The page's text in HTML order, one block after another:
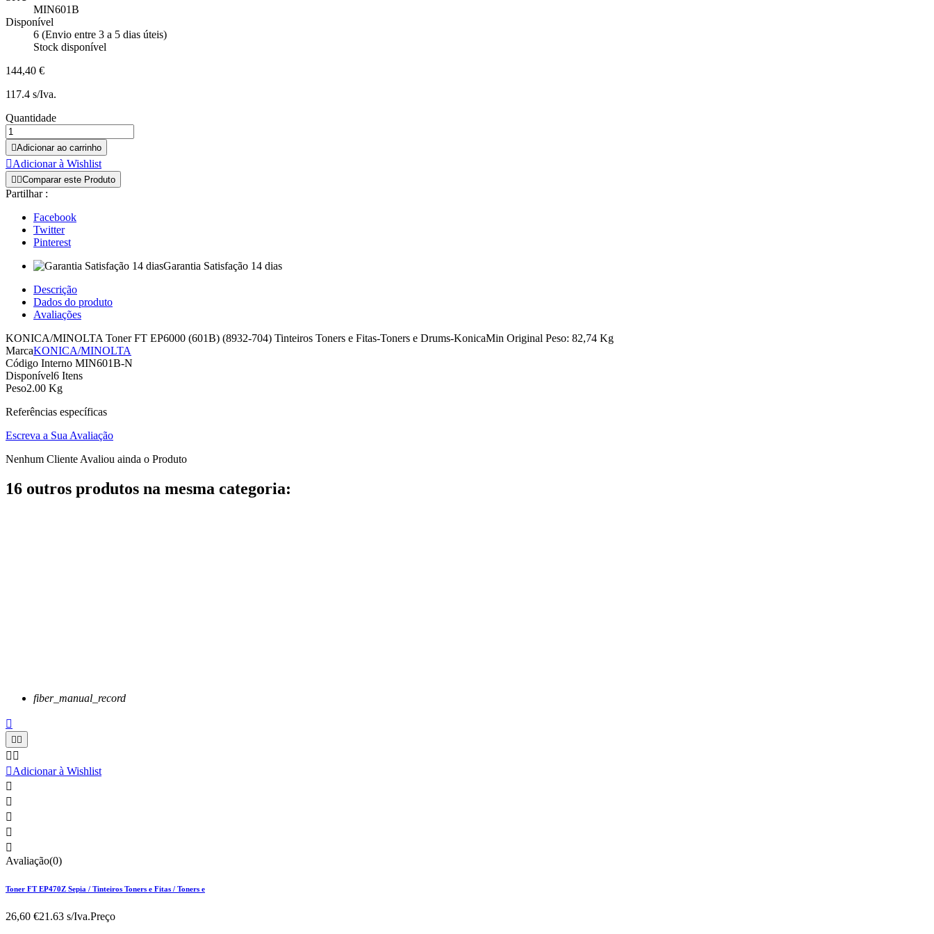
MIN601B
Disponível
6 (Envio entre 3 a 5 dias úteis)
Stock disponível
144,40 €
117.4 s/Iva.
Quantidade
Adicionar ao carrinho
Adicionar à Wishlist
 Comparar este Produto
Partilhar :
Facebook
Twitter
Pinterest
Garantia Satisfação 14 dias
Descrição
Dados do produto
Avaliações
KONICA/MINOLTA Toner FT EP6000 (601B) (8932-704) Tinteiros Toners e Fitas-Toners e Drums-KonicaMin Original Peso: 82,74 Kg
MarcaKONICA/MINOLTA
Código Interno MIN601B-N
Disponível6 Itens
Peso2.00 Kg
Referências específicas
Escreva a Sua Avaliação
Nenhum Cliente Avaliou ainda o Produto
16 outros produtos na mesma categoria:
fiber_manual_record

 
 
Adicionar à Wishlist





Avaliação(0)
Toner FT EP470Z Sepia / Tinteiros Toners e Fitas / Toners e
26,60 €21.63 s/Iva.Preço